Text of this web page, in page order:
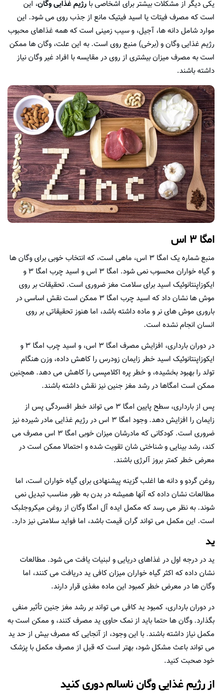
یکی دیگر از مشکلات بیشتر برای اشخاصی با رژیم غذایی وگان، این
است که مصرف فیتات یا اسید فیتیک مانع از جذب روی می شود. این
موارد شامل دانه ها، آجیل، و سیب زمینی است که همه غذاهای محبوب
رژیم غذایی وگان و (برخی) منبع روی است. به این علت، وگان ها ممکن
است به مصرف میزان بیشتری از روی در مقایسه با افراد غیر وگان نیاز
داشته باشند.
امگا ۳ اس
منبع شماره یک امگا ۳ اس، ماهی است، که انتخاب خوبی برای وگان ها
و گیاه خواران محسوب نمی شود. امگا ۳ اس و اسید چرب امگا ۳ و
ایکوزاپنتانوئیک اسید برای سلامت مغز ضروری است. تحقیقات بر روی
موش ها نشان داد که اسید چرب امگا ۳ ممکن است نقش اساسی در
باروری موش های نر و ماده داشته باشد، اما هنوز تحقیقاتی بر روی
انسان انجام نشده است.
در دوران بارداری، افزایش مصرف امگا ۳ اس، و اسید چرب امگا ۳ و
ایکوزاپنتانوئیک اسید خطر زایمان زودرس را کاهش داده، وزن هنگام
تولد را بهبود بخشیده، و خطر پره اکلامپسی را کاهش می دهد. همچنین
ممکن است امگاها در رشد مغز جنین نیز نقش داشته باشند.
پس از بارداری، سطح پایین امگا ۳ می تواند خطر افسردگی پس از
زایمان را افزایش دهد. وجود امگا ۳ اس در رژیم غذایی مادر شیرده نیز
ضروری است. کودکانی که مادرشان میزان خوبی امگا ۳ اس مصرف می
کند، رشد بینایی و شناختی شان تقویت شده و احتمالا ممکن است در
معرض خطر کمتر بروز آلرژی باشند.
روغن گردو و دانه ها اغلب گزینه پیشنهادی برای گیاه خواران است، اما
مطالعات نشان داده که آنها همیشه در بدن به طور مناسب تبدیل نمی
شوند. به نظر می رسد که مکمل ایده آل امگا وگان از روغن میکروجلبک
است. این مکمل می تواند گران قیمت باشد، اما فواید سلامتی نیز دارد.
ید
ید در درجه اول در غذاهای دریایی و لبنیات یافت می شود. مطالعات
نشان داده که اکثر گیاه خواران میزان کافی ید دریافت می کنند، اما
وگان ها در معرض خطر کمبود این ماده مغذی قرار دارند.
در دوران بارداری، کمبود ید کافی می تواند بر رشد مغز جنین تأثیر منفی
بگذارد. وگان ها حتما باید از نمک حاوی ید مصرف کنند، و ممکن است به
مکمل نیاز داشته باشند. با این وجود، از آنجایی که مصرف بیش از حد ید
می تواند باعث مشکل شود، بهتر است که قبل از مصرف مکمل با پزشک
خود صحبت کنید.
از رژیم غذایی وگان ناسالم دوری کنید